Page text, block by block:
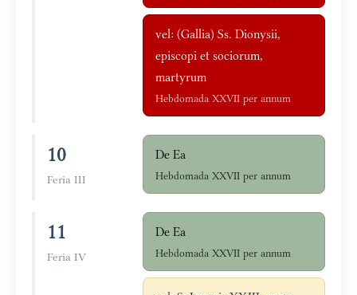
vel: (Gallia) Ss. Dionysii,
episcopi et sociorum,
martyrum
Hebdomada XXVII per annum
10
Feria III
De Ea
Hebdomada XXVII per annum
11
Feria IV
De Ea
Hebdomada XXVII per annum